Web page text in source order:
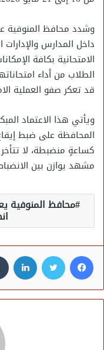
وشدد محافظ المنوفية
داخل المدارس والإدارات
الامتحانية بكافة
الطلاب من أداء
قد تعكر صفو العملية
ويأتي هذا الاعتماد
المحافظة على ضبط
كساعةٍ منضبطة، لا
مشهد يوازن بين
محافظ المنوفية
فيسبوك تويتر